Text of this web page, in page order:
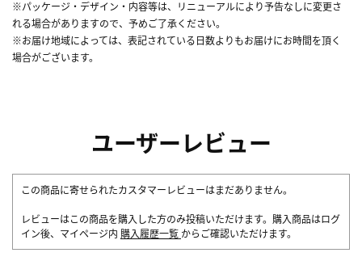
※パッケージ・デザイン・内容等は、リニューアルにより予告なしに変更さ
れる場合がありますので、予めご了承ください。
※お届け地域によっては、表記されている日数よりもお届けにお時間を頂く
場合がございます。
ユーザーレビュー
この商品に寄せられたカスタマーレビューはまだありません。
レビューはこの商品を購入した方のみ投稿いただけます。購入商品はログ
イン後、マイページ内 購入履歴一覧 からご確認いただけます。